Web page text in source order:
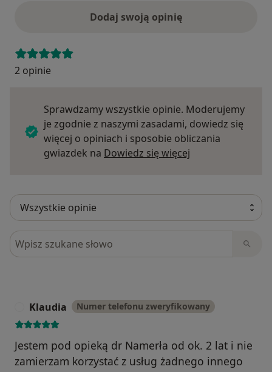
Dodaj swoją opinię
2 opinie
Sprawdzamy wszystkie opinie. Moderujemy
je zgodnie z naszymi zasadami, dowiedz się
więcej o opiniach i sposobie obliczania
gwiazdek na Dowiedz się więcej
Szukaj w opiniach
Klaudia Numer telefonu zweryfikowany
Jestem pod opieką dr Namerła od ok. 2 lat i nie
zamierzam korzystać z usług żadnego innego